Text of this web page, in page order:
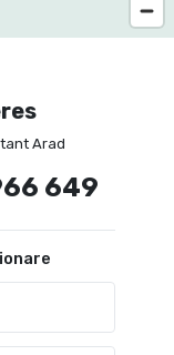
Arad
649